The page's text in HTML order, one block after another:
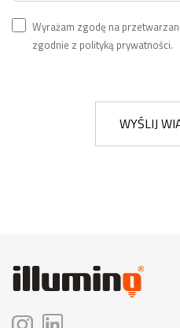
Wyrażam zgodę na
zgodnie z polityką prywatności.
WYŚLIJ